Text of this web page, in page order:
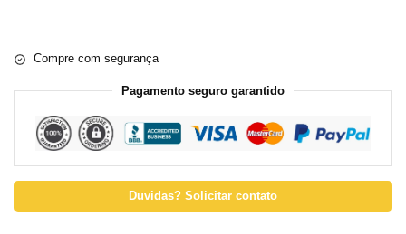
Compre com segurança
Pagamento seguro garantido
Duvidas? Solicitar contato